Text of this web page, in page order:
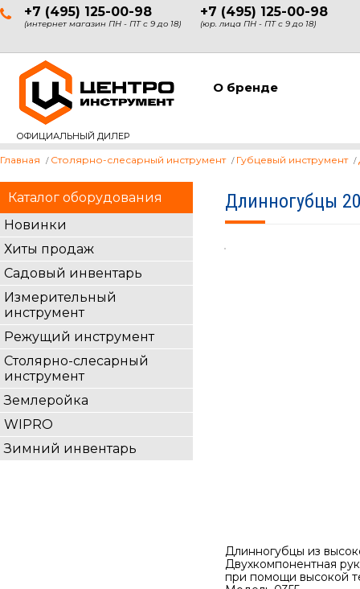
+7 (495) 125-00-98
(интернет магазин ПН - ПТ с 9 до 18)
+7 (495) 125-00-98
(юр. лица ПН - ПТ с 9 до 18)
ОФИЦИАЛЬНЫЙ ДИЛЕР
О бренде
Каталог оборудования
Новинки
Хиты продаж
Садовый инвентарь
Измерительный
инструмент
Режущий инструмент
Столярно-слесарный
инструмент
Землеройка
WIPRO
Зимний инвентарь
Главная Столярно-слесарный инструмент Губцевый инструмент
Длинногубцы
Длинногубцы из
Двухкомпонентная
при помощи высокой